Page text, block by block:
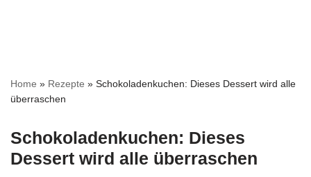
Home » Rezepte » Schokoladenkuchen: Dieses Dessert wird alle
überraschen
Schokoladenkuchen: Dieses
Dessert wird alle überraschen